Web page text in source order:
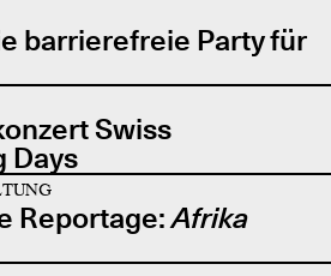
barrierefreie Party für
Swiss
Days
Reportage:Afrika